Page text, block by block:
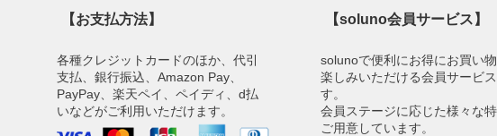
【お支払方法】
各種クレジットカードのほか、代引
支払、銀行振込、Amazon Pay、
PayPay、楽天ペイ、ペイディ、d払
いなどがご利用いただけます。
【soluno会員サービス】
solunoで便利にお得にお買い
楽しみいただける会員サービ
す。
会員ステージに応じた様々な
ご用意しています。